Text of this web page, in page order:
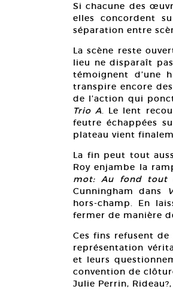
Si chacune des
elles concordent
séparation entre
La scène reste
lieu ne disparaît
témoignent d’une
transpire encore
de l’action qui
Trio A. Le lent
feutre échappées
plateau vient
La fin peut tout
Roy enjambe la
mot: Au fond tout
Cunningham dans
hors-champ. En
fermer de manière
Ces fins refusent
représentation
et leurs
convention de
Julie Perrin,